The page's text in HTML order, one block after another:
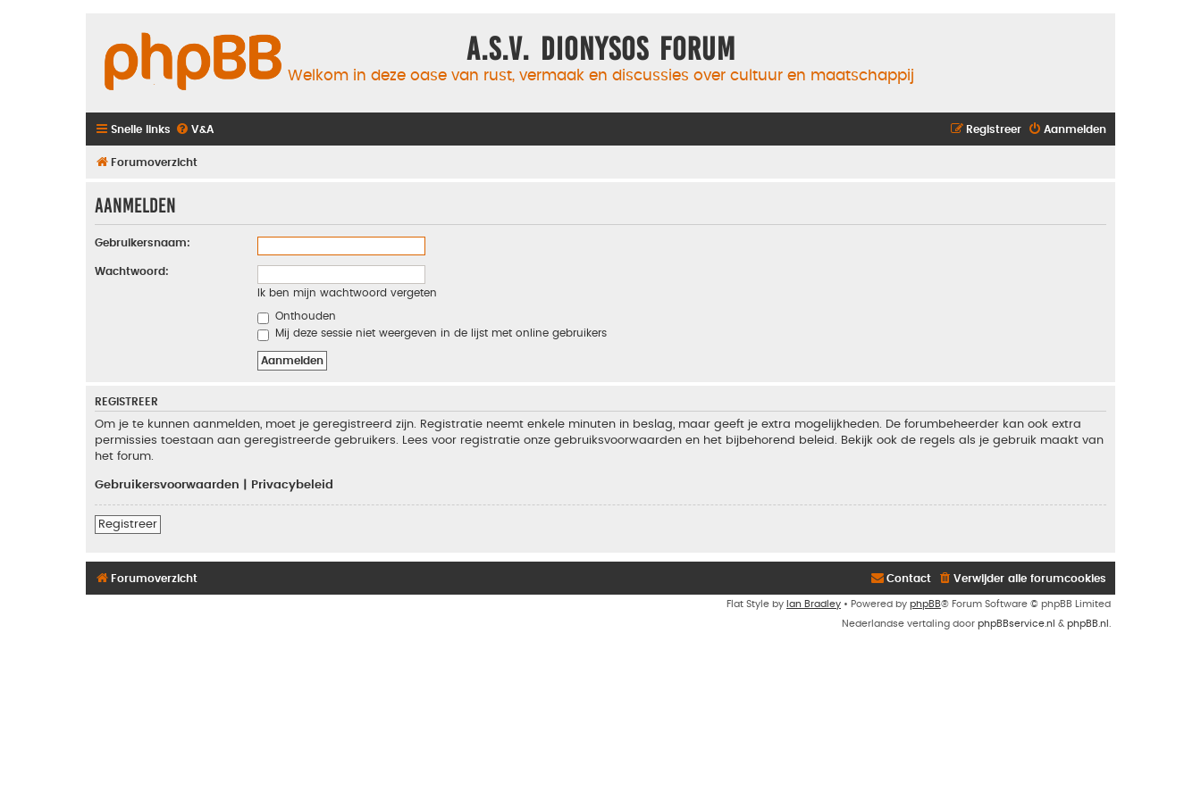
A.S.V. Dionysos Forum
Welkom in deze oase van rust, vermaak en discussies over cultuur en maatschappij
Snelle links V&A Aanmelden
Registreer
Forumoverzicht
Aanmelden
Gebruikersnaam:
Wachtwoord:
Ik ben mijn wachtwoord vergeten
Onthouden
Mij deze sessie niet weergeven in de lijst met online gebruikers
REGISTREER
Om je te kunnen aanmelden, moet je geregistreerd zijn. Registratie neemt enkele minuten in beslag, maar geeft je extra mogelijkheden. De forumbeheerder kan ook extra
permissies toestaan aan geregistreerde gebruikers. Lees voor registratie onze gebruiksvoorwaarden en het bijbehorend beleid. Bekijk ook de regels als je gebruik maakt van
het forum.
Gebruikersvoorwaarden Privacybeleid
Registreer
Forumoverzicht Verwijder alle forumcookies
Contact
Flat Style by Ian Bradley • Powered by phpBB® Forum Software © phpBB Limited
Nederlandse vertaling door phpBBservice.nl & phpBB.nl